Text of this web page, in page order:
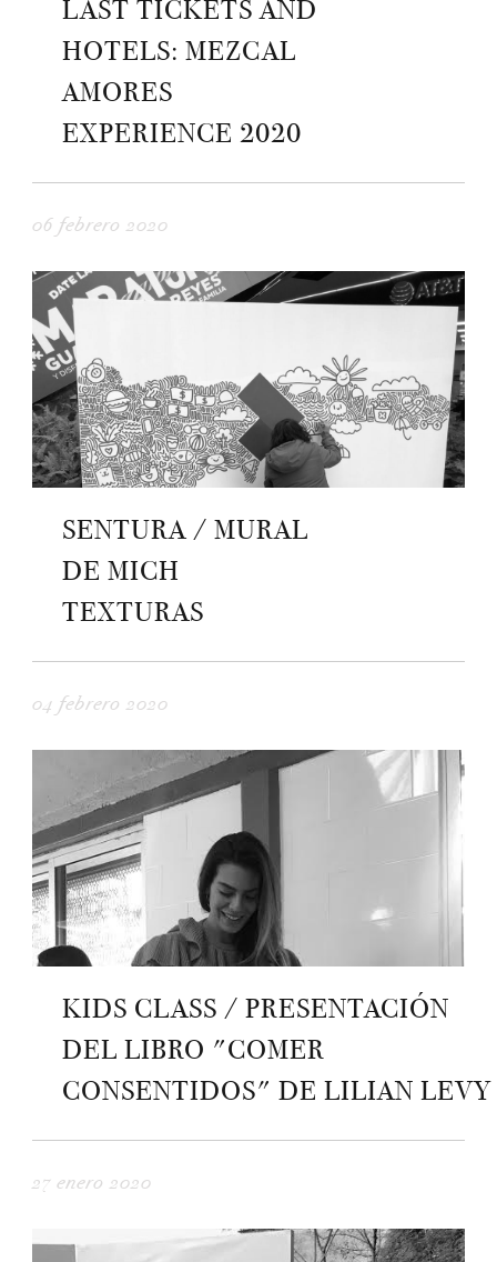
LAST TICKETS AND
HOTELS: MEZCAL
AMORES
EXPERIENCE 2020
06 febrero 2020
SENTURA / MURAL
DE MICH
TEXTURAS
04 febrero 2020
KIDS CLASS / PRESENTACIÓN
DEL LIBRO "COMER
CONSENTIDOS" DE LILIAN LEVY
27 enero 2020